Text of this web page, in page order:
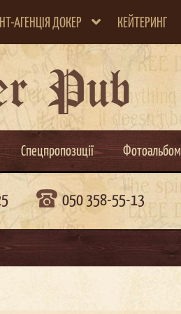
АГЕНЦІЯ ДОКЕР КЕЙТЕРИНГ
Pub
Спецпропозиції Фотоальбом
050 358-55-13